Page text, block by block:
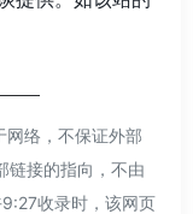
络，不保证外部
链接的指向，不由
收录时，该网页